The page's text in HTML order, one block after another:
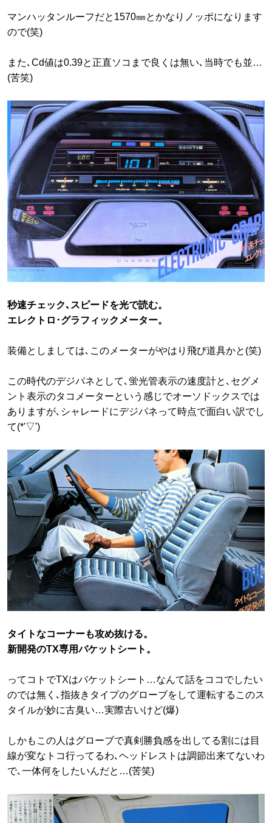
マンハッタンルーフだと1570㎜とかなりノッポになります
ので(笑)
また､Cd値は0.39と正直ソコまで良くは無い､当時でも並…
(苦笑)
秒速チェック､スピードを光で読む。
エレクトロ･グラフィックメーター。
装備としましては､このメーターがやはり飛び道具かと(笑)
この時代のデジパネとして､蛍光管表示の速度計と､セグメ
ント表示のタコメーターという感じでオーソドックスでは
ありますが､シャレードにデジパネって時点で面白い訳でし
て(*'▽')
タイトなコーナーも攻め抜ける。
新開発のTX専用バケットシート。
ってコトでTXはバケットシート…なんて話をココでしたい
のでは無く､指抜きタイプのグローブをして運転するこのス
タイルが妙に古臭い…実際古いけど(爆)
しかもこの人はグローブで真剣勝負感を出してる割には目
線が変なトコ行ってるわ､ヘッドレストは調節出来てないわ
で､一体何をしたいんだと…(苦笑)